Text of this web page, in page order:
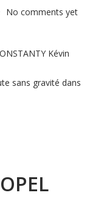
No comments yet
Kévin
sans gravité dans